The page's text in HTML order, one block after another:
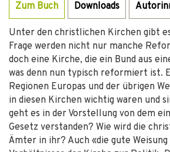
Zum Buch Downloads
Unter den christlichen Kirchen gibt
Frage werden nicht nur manche
doch eine Kirche, die ein Bund aus
was denn nun typisch reformiert ist.
Regionen Europas und der übrigen
in diesen Kirchen wichtig waren und
geht es in der Vorstellung von dem
Gesetz verstanden? Wie wird die
Ämter in ihr? Auch «die gute